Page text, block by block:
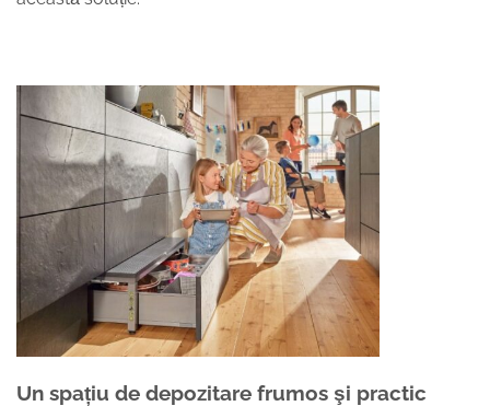
Un spațiu de depozitare frumos şi practic